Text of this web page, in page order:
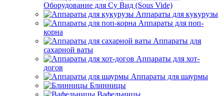
Оборудование для Су Вид (Sous Vide)
Аппараты для кукурузы
Аппараты для поп-
корна
Аппараты для
сахарной ваты
Аппараты для хот-
догов
Аппараты для шаурмы
Блинницы
Вафельницы